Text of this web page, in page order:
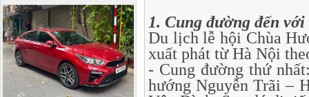
1. Cung đường đến
Du lịch lễ hội Chùa
xuất phát từ Hà Nội
- Cung đường thứ
hướng Nguyễn Trãi –